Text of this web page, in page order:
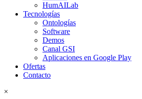
HumAILab
Tecnologías
Ontologías
Software
Demos
Canal GSI
Aplicaciones en Google Play
Ofertas
Contacto
×